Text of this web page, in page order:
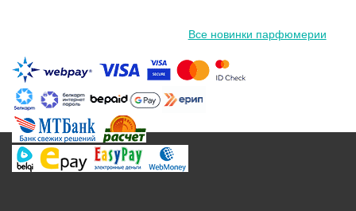
Все новинки парфюмерии